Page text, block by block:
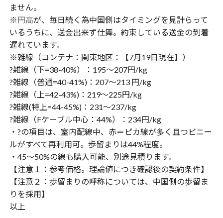
ません。
※円高が、毎日続く為中国側はタイミングを見計らって
いるうちに、送金出来ず仕舞。約束している送金の到着
遅れています。
※雑線（コンテナ：関東地区：【7月19日現在】）
?雑線（下=38-40%）：195〜207円/kg
?雑線（普通=40-41%)：207〜213 円/kg
?雑線（上=42-43%)：219〜225円/kg
?雑線(特上=44-45%)：231〜237/kg
?雑線（Fケーブル中心：44%）：234円/kg
・?の項目は、室内配線中、赤＝ピカ線が多く且つビニー
ルがすべて再利用可。歩留まりは44%程度。
・45〜50%の線も購入可能、別途見積ります。
【注意１：参考価格。理論値につき確認後の契約条件】
【注意２：歩留まりの呼称については、中国側の歩留ま
りを採用】
以上